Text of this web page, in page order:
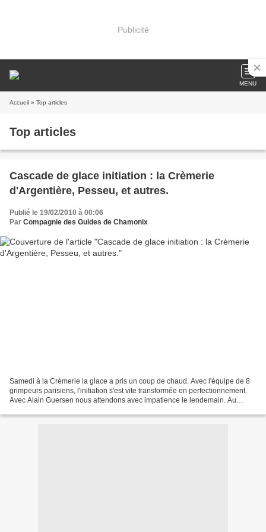
Publicité
MENU
Accueil » Top articles
Top articles
Cascade de glace initiation : la Crèmerie
d'Argentière, Pesseu, et autres.
Publié le 19/02/2010 à 00:06
Par Compagnie des Guides de Chamonix
Samedi à la Crèmerie la glace a pris un coup de chaud. Avec l'équipe de 8
grimpeurs parisiens, l'initiation s'est vite transformée en perfectionnement.
Avec Alain Guersen nous attendons avec impatience le lendemain. Au